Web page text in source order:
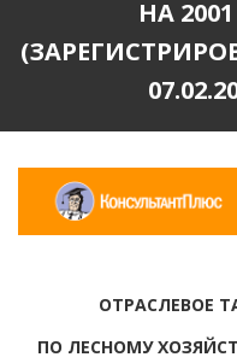
НА
ОТРАСЛЕВОЕ
ПО ЛЕСНОМУ